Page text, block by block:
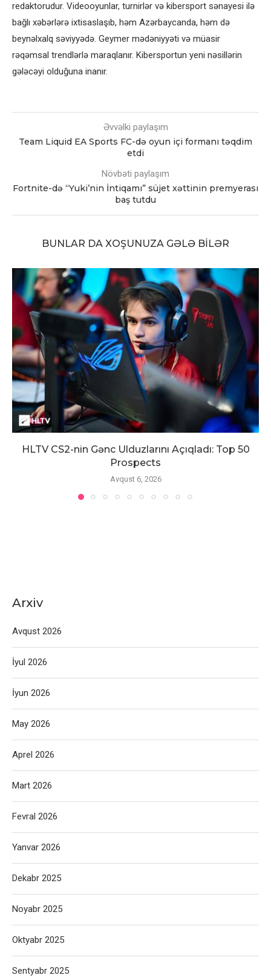
redaktorudur. Videooyunlar, turnirlər və kibersport sənayesi ilə
bağlı xəbərlərə ixtisaslaşıb, həm Azərbaycanda, həm də
beynəlxalq səviyyədə. Geymer mədəniyyəti və müasir
rəqəmsal trendlərlə maraqlanır. Kibersportun yeni nəsillərin
gələcəyi olduğuna inanır.
Əvvəlki paylaşım
Team Liquid EA Sports FC-də oyun içi formanı təqdim
etdi
Növbəti paylaşım
Fortnite-də “Yuki’nin İntiqamı” süjet xəttinin premyerası
baş tutdu
BUNLAR DA XOŞUNUZA GƏLƏ BILƏR
HLTV CS2-nin Gənc Ulduzlarını Açıqladı: Top 50
Prospects
Avqust 6, 2026
Arxiv
Avqust 2026
İyul 2026
İyun 2026
May 2026
Aprel 2026
Mart 2026
Fevral 2026
Yanvar 2026
Dekabr 2025
Noyabr 2025
Oktyabr 2025
Sentyabr 2025